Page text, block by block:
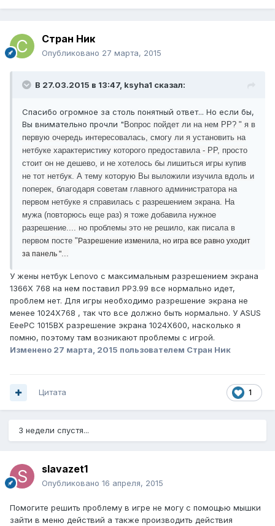
Стран Ник
Опубликовано 27 марта, 2015
В 27.03.2015 в 13:47, ksyha1 сказал:
Спасибо огромное за столь понятный ответ... Но если бы,
Вы внимательно прочли " Вопрос пойдет ли на нем РР? " я в
первую очередь интересовалась, смогу ли я установить на
нетбуке характеристику которого предоставила - РР, просто
стоит он не дешево, и не хотелось бы лишиться игры купив
не тот нетбук. А тему которую Вы выложили изучила вдоль и
поперек, благодаря советам главного администратора на
первом нетбуке я справилась с разрешением экрана. На
мужа (повторюсь еще раз) я тоже добавила нужное
разрешение.... но проблемы это не решило, как писала в
первом посте " Разрешение изменила, но игра все равно уходит
за панель "...
У жены нетбук Lenovo с максимальным разрешением экрана
1366X 768 на нем поставил РР3.99 все нормально идет,
проблем нет. Для игры необходимо разрешение экрана не
менее 1024X768 , так что все должно быть нормально. У ASUS
EeePC 1015BX разрешение экрана 1024X600, насколько я
помню, поэтому там возникают проблемы с игрой.
Изменено 27 марта, 2015 пользователем Стран Ник
1
Цитата
3 недели спустя...
slavazet1
Опубликовано 16 апреля, 2015
Помогите решить проблему в игре не могу с помощью мышки
зайти в меню действий а также производить действия